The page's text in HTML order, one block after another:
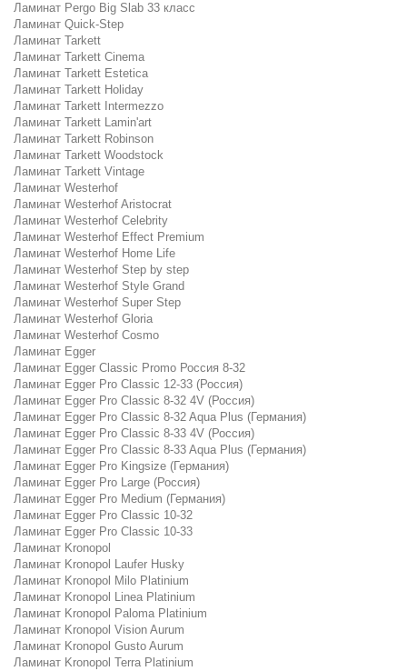
Ламинат Pergo Big Slab 33 класс
Ламинат Quick-Step
Ламинат Tarkett
Ламинат Tarkett Cinema
Ламинат Tarkett Estetica
Ламинат Tarkett Holiday
Ламинат Tarkett Intermezzo
Ламинат Tarkett Lamin'art
Ламинат Tarkett Robinson
Ламинат Tarkett Woodstock
Ламинат Tarkett Vintage
Ламинат Westerhof
Ламинат Westerhof Aristocrat
Ламинат Westerhof Celebrity
Ламинат Westerhof Effect Premium
Ламинат Westerhof Home Life
Ламинат Westerhof Step by step
Ламинат Westerhof Style Grand
Ламинат Westerhof Super Step
Ламинат Westerhof Gloria
Ламинат Westerhof Cosmo
Ламинат Egger
Ламинат Egger Classic Promo Россия 8-32
Ламинат Egger Pro Classic 12-33 (Россия)
Ламинат Egger Pro Classic 8-32 4V (Россия)
Ламинат Egger Pro Classic 8-32 Aqua Plus (Германия)
Ламинат Egger Pro Classic 8-33 4V (Россия)
Ламинат Egger Pro Classic 8-33 Aqua Plus (Германия)
Ламинат Egger Pro Kingsize (Германия)
Ламинат Egger Pro Large (Россия)
Ламинат Egger Pro Medium (Германия)
Ламинат Egger Pro Classic 10-32
Ламинат Egger Pro Classic 10-33
Ламинат Kronopol
Ламинат Kronopol Laufer Husky
Ламинат Kronopol Milo Platinium
Ламинат Kronopol Linea Platinium
Ламинат Kronopol Paloma Platinium
Ламинат Kronopol Vision Aurum
Ламинат Kronopol Gusto Aurum
Ламинат Kronopol Terra Platinium